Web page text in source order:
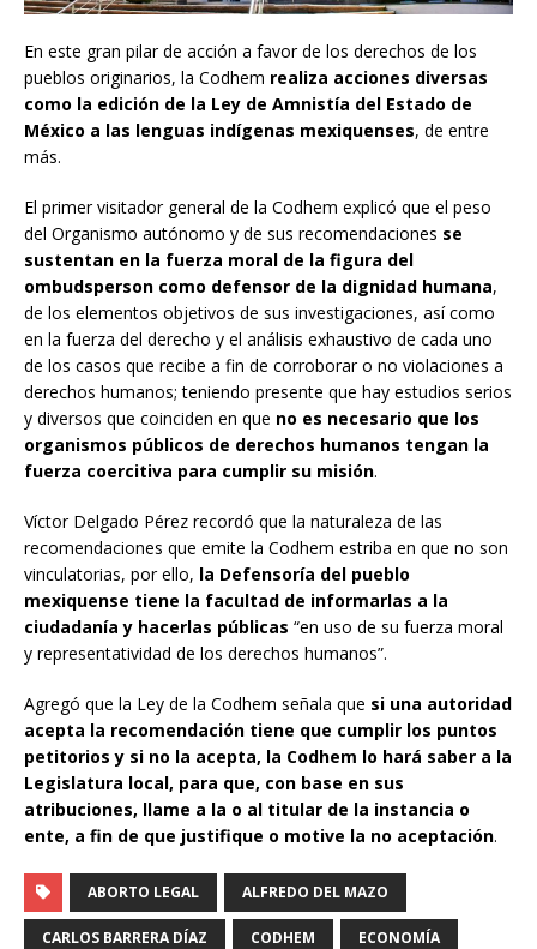
En este gran pilar de acción a favor de los derechos de los
pueblos originarios, la Codhem realiza acciones diversas
como la edición de la Ley de Amnistía del Estado de
México a las lenguas indígenas mexiquenses, de entre
más.
El primer visitador general de la Codhem explicó que el peso
del Organismo autónomo y de sus recomendaciones se
sustentan en la fuerza moral de la figura del
ombudsperson como defensor de la dignidad humana,
de los elementos objetivos de sus investigaciones, así como
en la fuerza del derecho y el análisis exhaustivo de cada uno
de los casos que recibe a fin de corroborar o no violaciones a
derechos humanos; teniendo presente que hay estudios serios
y diversos que coinciden en que no es necesario que los
organismos públicos de derechos humanos tengan la
fuerza coercitiva para cumplir su misión.
Víctor Delgado Pérez recordó que la naturaleza de las
recomendaciones que emite la Codhem estriba en que no son
vinculatorias, por ello, la Defensoría del pueblo
mexiquense tiene la facultad de informarlas a la
ciudadanía y hacerlas públicas “en uso de su fuerza moral
y representatividad de los derechos humanos”.
Agregó que la Ley de la Codhem señala que si una autoridad
acepta la recomendación tiene que cumplir los puntos
petitorios y si no la acepta, la Codhem lo hará saber a la
Legislatura local, para que, con base en sus
atribuciones, llame a la o al titular de la instancia o
ente, a fin de que justifique o motive la no aceptación.
ABORTO LEGAL ALFREDO DEL MAZO
CARLOS BARRERA DÍAZ CODHEM ECONOMÍA